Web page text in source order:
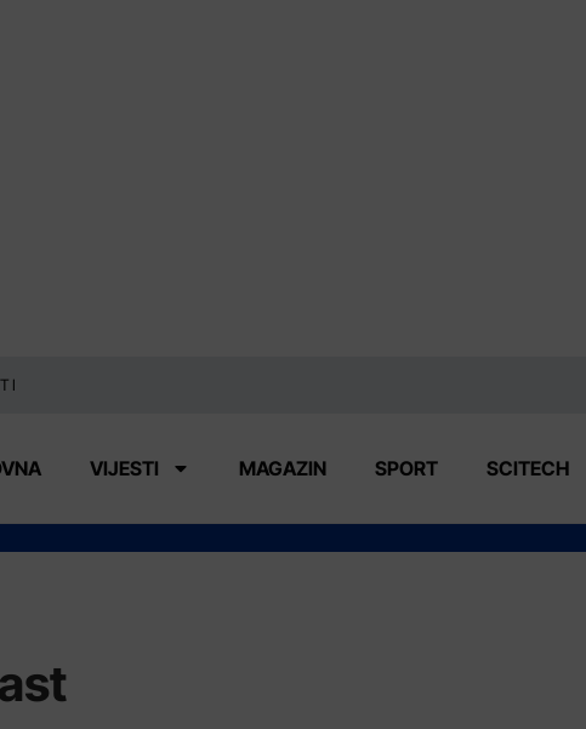
VIJESTI MAGAZIN SPORT SCITECH